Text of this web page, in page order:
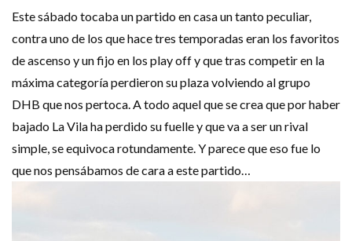
Este sábado tocaba un partido en casa un tanto peculiar,
contra uno de los que hace tres temporadas eran los favoritos
de ascenso y un fijo en los play off y que tras competir en la
máxima categoría perdieron su plaza volviendo al grupo
DHB que nos pertoca. A todo aquel que se crea que por haber
bajado La Vila ha perdido su fuelle y que va a ser un rival
simple, se equivoca rotundamente. Y parece que eso fue lo
que nos pensábamos de cara a este partido…